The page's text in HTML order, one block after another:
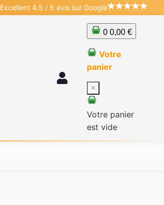
Excellent 4.5 / 5 avis sur Google
0 0,00 €
Votre
panier
×
Votre panier
est vide